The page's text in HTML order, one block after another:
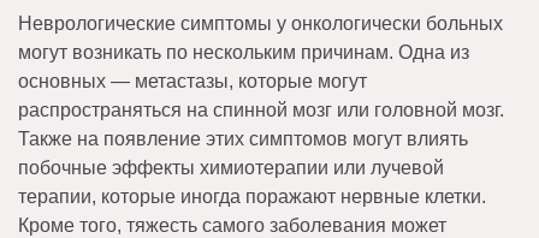
Неврологические симптомы у онкологически больных
могут возникать по нескольким причинам. Одна из
основных — метастазы, которые могут
распространяться на спинной мозг или головной мозг.
Также на появление этих симптомов могут влиять
побочные эффекты химиотерапии или лучевой
терапии, которые иногда поражают нервные клетки.
Кроме того, тяжесть самого заболевания может